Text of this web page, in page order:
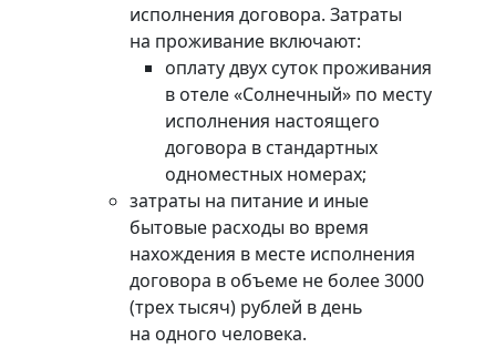
исполнения договора. Затраты
на проживание включают:
оплату двух суток проживания
в отеле «Солнечный» по месту
исполнения настоящего
договора в стандартных
одноместных номерах;
затраты на питание и иные
бытовые расходы во время
нахождения в месте исполнения
договора в объеме не более 3000
(трех тысяч) рублей в день
на одного человека.